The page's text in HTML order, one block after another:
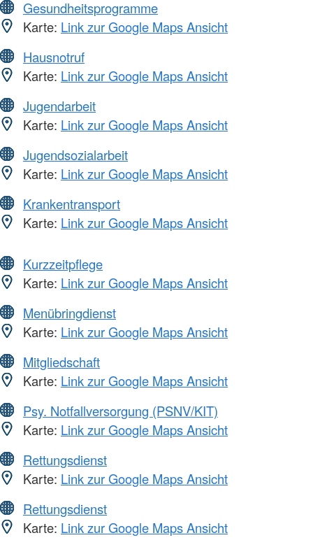
Gesundheitsprogramme
Karte: Link zur Google Maps Ansicht
Hausnotruf
Karte: Link zur Google Maps Ansicht
Jugendarbeit
Karte: Link zur Google Maps Ansicht
Jugendsozialarbeit
Karte: Link zur Google Maps Ansicht
Krankentransport
Karte: Link zur Google Maps Ansicht
Kurzzeitpflege
Karte: Link zur Google Maps Ansicht
Menübringdienst
Karte: Link zur Google Maps Ansicht
Mitgliedschaft
Karte: Link zur Google Maps Ansicht
Psy. Notfallversorgung (PSNV/KIT)
Karte: Link zur Google Maps Ansicht
Rettungsdienst
Karte: Link zur Google Maps Ansicht
Rettungsdienst
Karte: Link zur Google Maps Ansicht